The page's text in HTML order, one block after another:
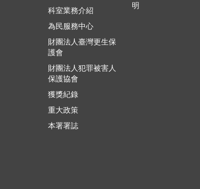
科室業務介紹
為民服務中心
財團法人臺灣更生保
護會
財團法人犯罪被害人
保護協會
獲獎紀錄
重大政策
本署署誌
明